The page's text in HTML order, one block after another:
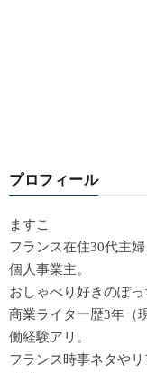
プロフィール
ますこ
フランス在住30代主婦
個人事業主。
おしゃべり好きのぽっ
商業ライター歴3年（
働経験アリ。
フランス時事ネタや